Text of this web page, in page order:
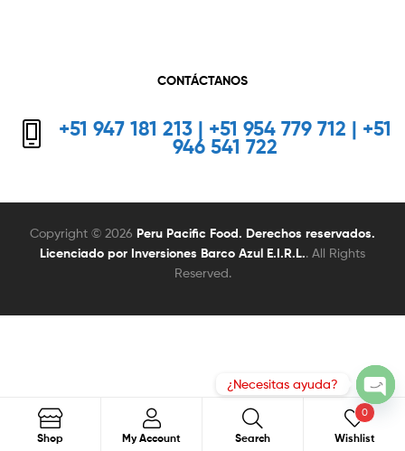
CONTÁCTANOS
+51 947 181 213 | +51 954 779 712 | +51
946 541 722
Copyright © 2026 Peru Pacific Food. Derechos reservados.
Licenciado por Inversiones Barco Azul E.I.R.L.. All Rights
Reserved.
Shop My Account Search
Search
Search
Wishlist
0